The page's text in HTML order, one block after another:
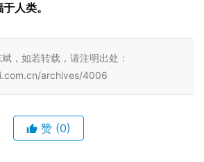
人类。
，如若转载，请注明出处：
archives/4006
赞 (0)